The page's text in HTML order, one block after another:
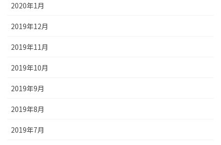
2020年1月
2019年12月
2019年11月
2019年10月
2019年9月
2019年8月
2019年7月